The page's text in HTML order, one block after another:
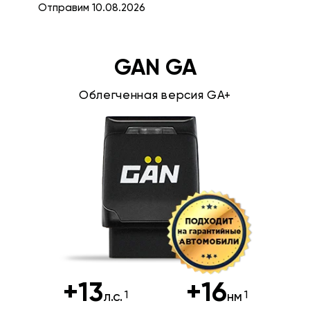
Отправим 10.08.2026
GAN GA
Облегченная версия GA+
+13л.с. +16нм